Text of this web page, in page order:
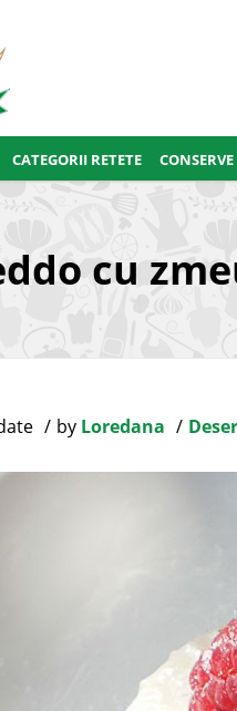
CATEGORII RETETE CONSERVE
cu
by Loredana